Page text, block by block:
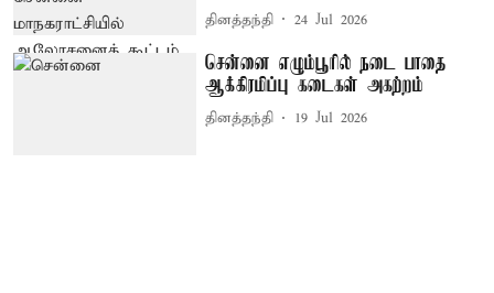
தினத்தந்தி 24 Jul 2026
சென்னை எழும்பூரில் நடை பாதை
ஆக்கிரமிப்பு கடைகள் அகற்றம்
தினத்தந்தி 19 Jul 2026